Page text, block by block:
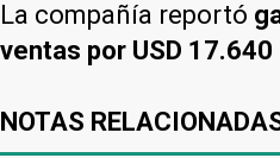
La compañía reportó
ventas por USD
NOTAS